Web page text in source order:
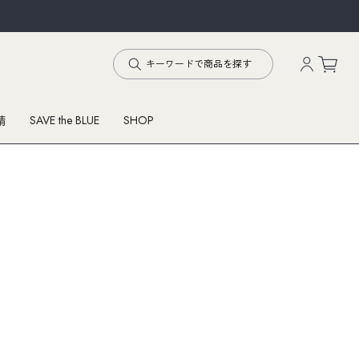
SAVE the BLUE SHOP